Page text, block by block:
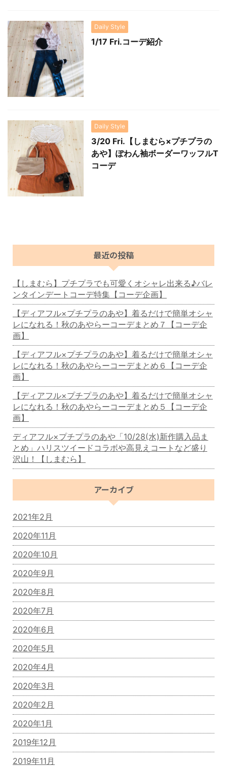
Daily Style
1/17 Fri.コーデ紹介
Daily Style
3/20 Fri.【しまむら×プチプラの
あや】ぽわん袖ボーダーワッフルT
コーデ
最近の投稿
【しまむら】プチプラでも可愛くオシャレ出来る♪バレ
ンタインデートコーデ特集【コーデ企画】
【ディアフル×プチプラのあや】着るだけで簡単オシャ
レになれる！秋のあやらーコーデまとめ７【コーデ企
画】
【ディアフル×プチプラのあや】着るだけで簡単オシャ
レになれる！秋のあやらーコーデまとめ６【コーデ企
画】
【ディアフル×プチプラのあや】着るだけで簡単オシャ
レになれる！秋のあやらーコーデまとめ５【コーデ企
画】
ディアフル×プチプラのあや「10/28(水)新作購入品ま
とめ」ハリスツイードコラボや高見えコートなど盛り
沢山！【しまむら】
アーカイブ
2021年2月
2020年11月
2020年10月
2020年9月
2020年8月
2020年7月
2020年6月
2020年5月
2020年4月
2020年3月
2020年2月
2020年1月
2019年12月
2019年11月